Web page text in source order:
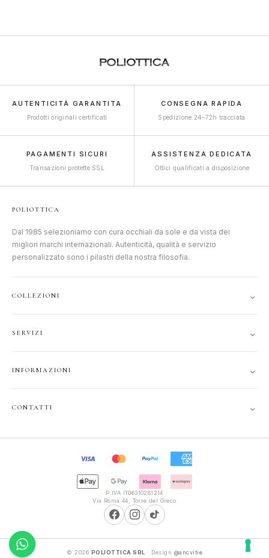
AUTENTICITÀ GARANTITA
Prodotti originali certificati
CONSEGNA RAPIDA
Spedizione 24–72h tracciata
PAGAMENTI SICURI
Transazioni protette SSL
ASSISTENZA DEDICATA
Ottici qualificati a disposizione
POLIOTTICA
Dal 1985 selezioniamo con cura occhiali da sole e da vista dei
migliori marchi internazionali. Autenticità, qualità e servizio
personalizzato sono i pilastri della nostra filosofia.
COLLEZIONI ⌄
JUNIOR
GIFT CARD
SERVIZI ⌄
SPEDIZIONI
RECESSO
INFORMAZIONI ⌄
CONTATTI ⌄
9:30–13:00, 16:00–20:00
P.IVA IT06310281214
Via Roma 44, Torre del Greco
© 2026 POLIOTTICA SRL · Design @ancvitie